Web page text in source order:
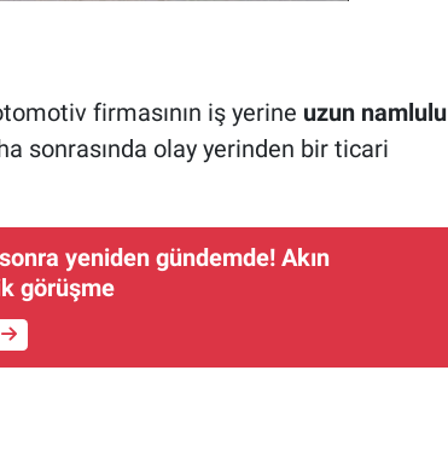
firmasının iş yerine uzun namlulu
sonrasında olay yerinden bir ticari
yeniden gündemde! Akın
görüşme